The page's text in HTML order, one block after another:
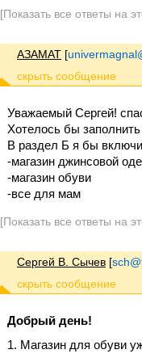
[Показать все ответы на
АЗАМАТ [
Уважаемый Сергей!
Хотелось бы заполнить
В раздел Б я бы
-магазин джинсовой
-магазин обуви
-все для мам
[Показать все ответы на
Сергей В. Сычев [
Добрый день!
1. Магазин для обуви